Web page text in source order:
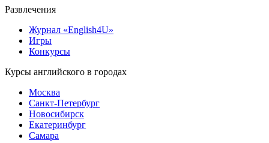
Развлечения
Журнал «English4U»
Игры
Конкурсы
Курсы английского в городах
Москва
Санкт-Петербург
Новосибирск
Екатеринбург
Самара